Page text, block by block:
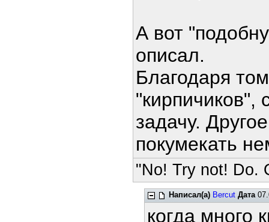
А вот
описал.
Благодаря
"кирпичиков",
задачу.
покумекать
"No! Try not! Do.
Написал(а) Bercut Дата
когда много